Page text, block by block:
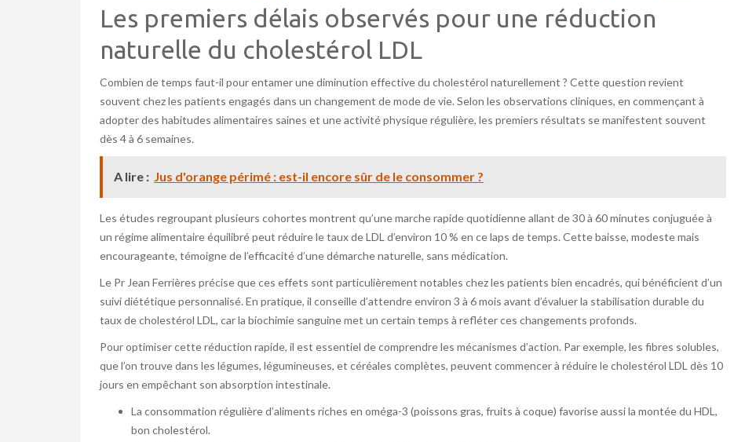
Les premiers délais observés pour une réduction
naturelle du cholestérol LDL
Combien de temps faut-il pour entamer une diminution effective du cholestérol naturellement ? Cette question revient
souvent chez les patients engagés dans un changement de mode de vie. Selon les observations cliniques, en commençant à
adopter des habitudes alimentaires saines et une activité physique régulière, les premiers résultats se manifestent souvent
dès 4 à 6 semaines.
A lire : Jus d'orange périmé : est-il encore sûr de le consommer ?
Les études regroupant plusieurs cohortes montrent qu’une marche rapide quotidienne allant de 30 à 60 minutes conjuguée à
un régime alimentaire équilibré peut réduire le taux de LDL d’environ 10 % en ce laps de temps. Cette baisse, modeste mais
encourageante, témoigne de l’efficacité d’une démarche naturelle, sans médication.
Le Pr Jean Ferrières précise que ces effets sont particulièrement notables chez les patients bien encadrés, qui bénéficient d’un
suivi diététique personnalisé. En pratique, il conseille d’attendre environ 3 à 6 mois avant d’évaluer la stabilisation durable du
taux de cholestérol LDL, car la biochimie sanguine met un certain temps à refléter ces changements profonds.
Pour optimiser cette réduction rapide, il est essentiel de comprendre les mécanismes d’action. Par exemple, les fibres solubles,
que l’on trouve dans les légumes, légumineuses, et céréales complètes, peuvent commencer à réduire le cholestérol LDL dès 10
jours en empêchant son absorption intestinale.
La consommation régulière d’aliments riches en oméga-3 (poissons gras, fruits à coque) favorise aussi la montée du HDL,
bon cholestérol.